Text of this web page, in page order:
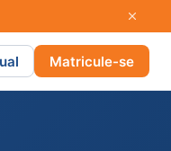
Matricule-se